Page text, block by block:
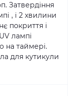
Затвердіння
, і 2 хвилини
покриття і
лампі
на таймері.
для кутикули